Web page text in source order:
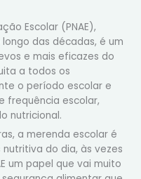
Escolar (PNAE),
das décadas, é um
e mais eficazes do
a todos os
o período escolar e
frequência escolar,
nutricional.
a merenda escolar é
do dia, às vezes
um papel que vai muito